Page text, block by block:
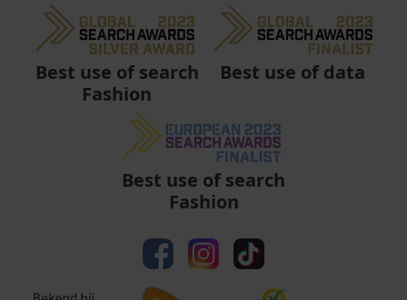
Best use of search
Fashion
Best use of data
Best use of search
Fashion